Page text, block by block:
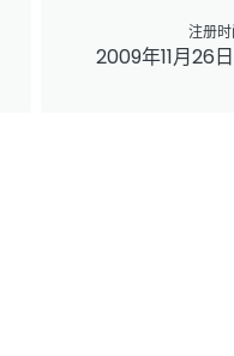
注册时
2009年11月26